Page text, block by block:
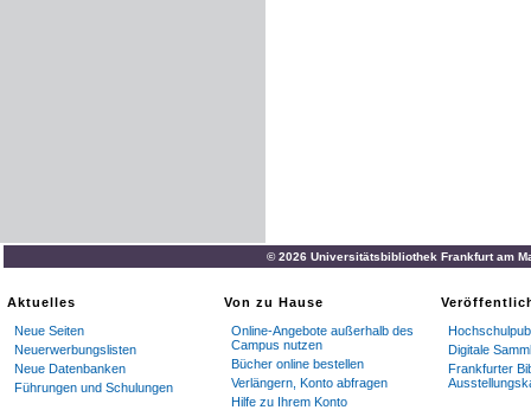
© 2026 Universitätsbibliothek Frankfurt am
Aktuelles
Neue Seiten
Neuerwerbungslisten
Neue Datenbanken
Führungen und Schulungen
Von zu Hause
Online-Angebote außerhalb des
Campus nutzen
Bücher online bestellen
Verlängern, Konto abfragen
Hilfe zu Ihrem Konto
Digitale
Frankfurter